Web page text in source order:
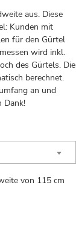
aus. Diese
Kunden mit
für den Gürtel
wird inkl.
des Gürtels. Die
berechnet.
an und
Dank!
von 115 cm